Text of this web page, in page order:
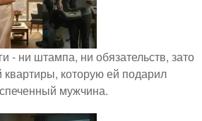
- ни штампа, ни обязательств, зато
квартиры, которую ей подарил
мужчина.